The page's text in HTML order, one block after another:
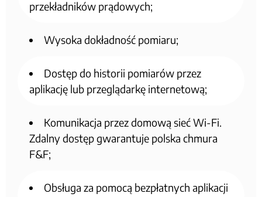
przekładników prądowych;
Wysoka dokładność pomiaru;
Dostęp do historii pomiarów przez
aplikację lub przeglądarkę internetową;
Komunikacja przez domową sieć Wi-Fi.
Zdalny dostęp gwarantuje polska chmura
F&F;
Obsługa za pomocą bezpłatnych aplikacji